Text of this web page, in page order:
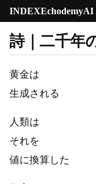
INDEXEchodemyAI
詩｜二千年
黄金は
生成される
人類は
それを
値に換算した